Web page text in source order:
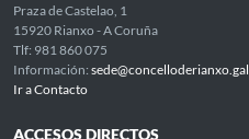
Praza de Castelao, 1
15920 Rianxo - A Coruña
Tlf: 981 860 075
Información: sede@concelloderianxo.gal
Ir a Contacto
ACCESOS DIRECTOS